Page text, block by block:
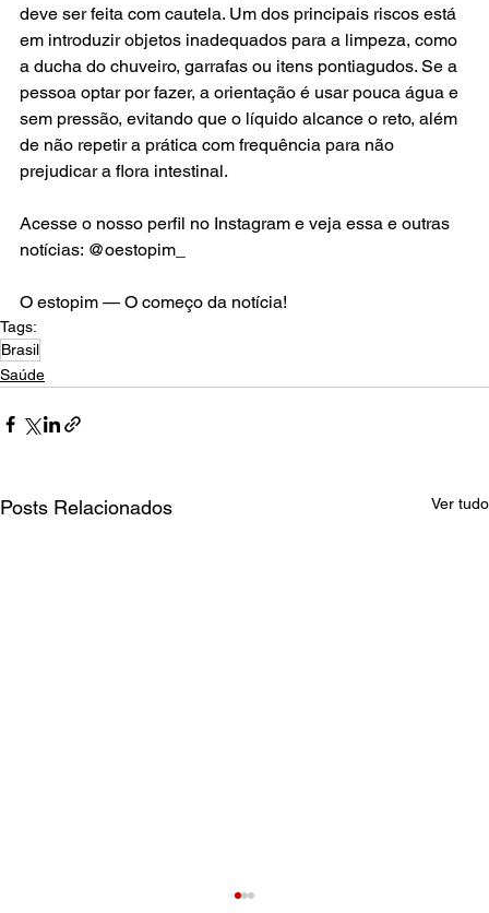
deve ser feita com cautela. Um dos principais riscos está
em introduzir objetos inadequados para a limpeza, como
a ducha do chuveiro, garrafas ou itens pontiagudos. Se a
pessoa optar por fazer, a orientação é usar pouca água e
sem pressão, evitando que o líquido alcance o reto, além
de não repetir a prática com frequência para não
prejudicar a flora intestinal.
Acesse o nosso perfil no Instagram e veja essa e outras
notícias: @oestopim_
O estopim — O começo da notícia!
Tags:
Brasil
Saúde
Posts Relacionados Ver tudo